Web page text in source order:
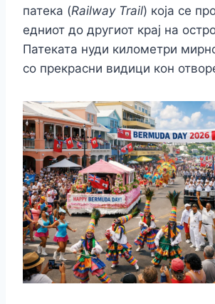
патека (Railway Trail) која се
едниот до другиот крај на
Патеката нуди километри
со прекрасни видици кон